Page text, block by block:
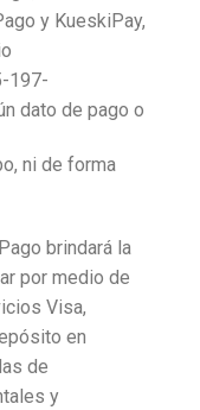
y KueskiPay,
197-
dato de pago o
ni de forma
brindará la
por medio de
Visa,
en
de
y